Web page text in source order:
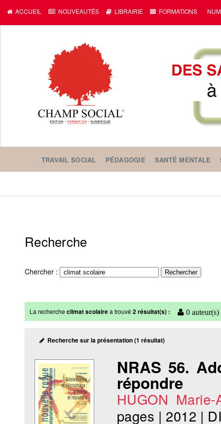
ACCUEIL NOUVEAUTÉS LIBRAIRIE FORMATIONS
TRAVAIL SOCIAL PÉDAGOGIE SANTÉ MENTALE
Recherche
Chercher :
La rechercheclimat scolairea trouvé2 résultat(s) : 0 auteur(s)
Recherche sur la présentation (1 résultat)
NRAS 56.
répondre
HUGON
pages | 2012 |